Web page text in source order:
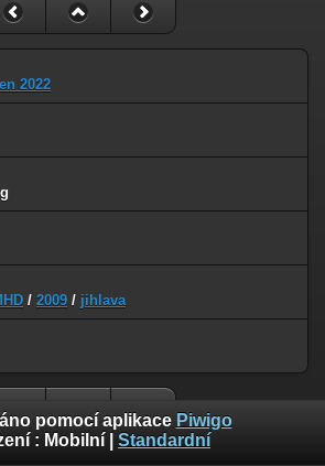
2022
/ 2009 / jihlava
pomocí aplikace Piwigo
: Mobilní Standardní